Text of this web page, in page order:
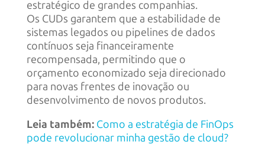
estratégico de grandes companhias.
Os CUDs garantem que a estabilidade de
sistemas legados ou pipelines de dados
contínuos seja financeiramente
recompensada, permitindo que o
orçamento economizado seja direcionado
para novas frentes de inovação ou
desenvolvimento de novos produtos.
Leia também: Como a estratégia de FinOps
pode revolucionar minha gestão de cloud?